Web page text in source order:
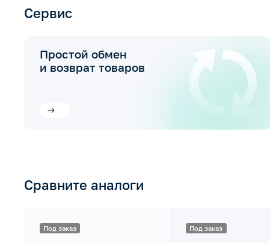
Сервис
Простой обмен
и возврат товаров
Сравните аналоги
Под заказ Под заказ